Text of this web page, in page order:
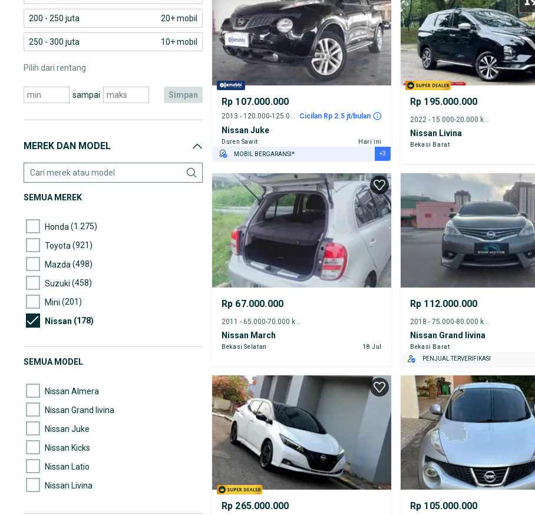
200 - 250 juta 20+ mobil
250 - 300 juta 10+ mobil
Pilih dari rentang
sampai simpan
MEREK DAN MODEL
SEMUA MEREK
Honda (1.275)
Toyota (921)
Mazda (498)
Suzuki (458)
Mini (201)
Nissan (178)
Daihatsu(154)
SEMUA MODEL
Nissan Almera
Nissan Grand livina
Nissan Juke
Nissan Kicks
Nissan Latio
Nissan Livina
Rp 107.000.000
2013 - 120.000-125.000 km Cicilan Rp 2.5 jt/bulan
Nissan Juke
Duren Sawit
Hari ini
MOBIL BERGARANSI*
TEST DRIVE DARI RUMAH
GRATIS BIAYA JASA PERAWATAN*
+3
Rp 195.000.000
2022 - 15.000-20.000 km
Nissan Livina
Bekasi Barat
Rp 67.000.000
2011 - 65.000-70.000 km
Nissan March
Bekasi Selatan 18 Jul
Rp 112.000.000
2018 - 75.000-80.000 km
Nissan Grand livina
Bekasi Barat
PENJUAL TERVERIFIKASI
Rp 265.000.000 Rp 105.000.000